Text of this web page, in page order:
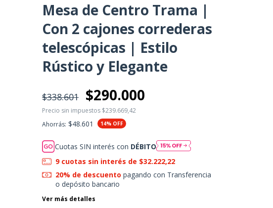
Mesa de Centro Trama |
Con 2 cajones correderas
telescópicas | Estilo
Rústico y Elegante
$338.601 $290.000
Precio sin impuestos $239.669,42
Ahorrás: $48.601 14% OFF
Cuotas SIN interés con DÉBITO
9 cuotas sin interés de $32.222,22
20% de descuento pagando con Transferencia
o depósito bancario
Ver más detalles